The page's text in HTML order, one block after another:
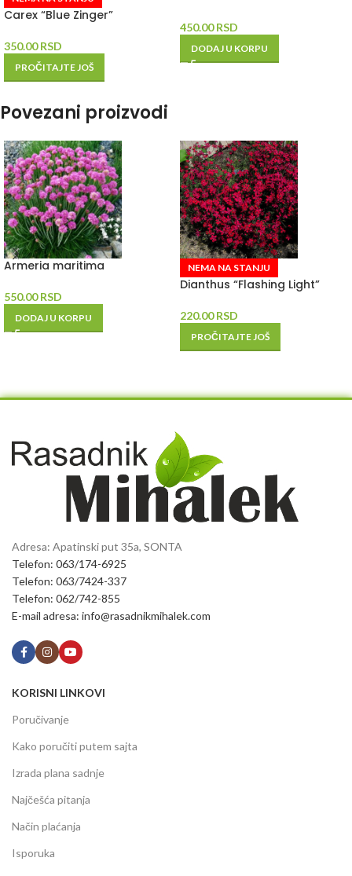
Carex “Blue Zinger”
350.00RSD
PROČITAJTE JOŠ
450.00RSD
DODAJ U KORPU
Povezani proizvodi
Armeria maritima
550.00RSD
DODAJ U KORPU
NEMA NA STANJU
Dianthus “Flashing Light”
220.00RSD
PROČITAJTE JOŠ
Adresa: Apatinski put 35a, SONTA
Telefon: 063/174-6925
Telefon: 063/7424-337
Telefon: 062/742-855
E-mail adresa: info@rasadnikmihalek.com
KORISNI LINKOVI
Poručivanje
Kako poručiti putem sajta
Izrada plana sadnje
Najčešća pitanja
Način plaćanja
Isporuka